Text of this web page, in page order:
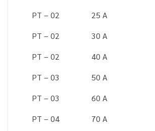
PT – 02
25 A
PT – 02
30 A
PT – 02
40 A
PT – 03
50 A
PT – 03
60 A
PT – 04
70 A